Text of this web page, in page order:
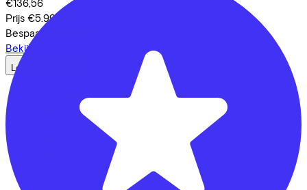
€136,56
Prijs €5.999,00
Bespaar
Bekijk
Lease a Bike
Onze collega's